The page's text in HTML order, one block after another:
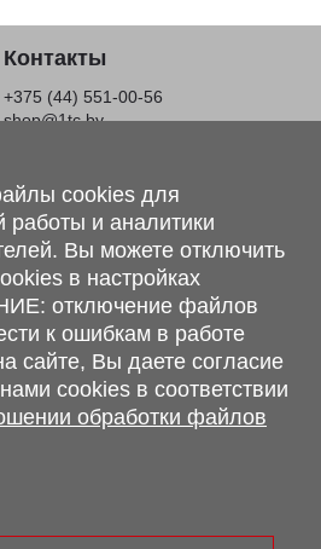
Контакты
+375 (44) 551-00-56
shop@1tc.by
ул. Мира, 20А,
108 В, 224701
что вся предоставленная на сайте
комплектаций, технических
а также стоимости и
носит информационный характер и
определяемой п.2 ст.407
Беларусь.
данных
файлов cookie.
cookies для
работы и аналитики
Вы можете отключить
в настройках
отключение файлов
к ошибкам в работе
сайте, Вы даете согласие
cookies в соответствии
обработки файлов